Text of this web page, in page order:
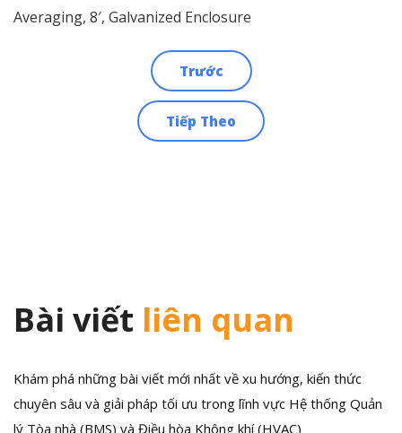
Averaging, 8′, Galvanized Enclosure
Trước
Tiếp Theo
Bài viết liên quan
Khám phá những bài viết mới nhất về xu hướng, kiến thức
chuyên sâu và giải pháp tối ưu trong lĩnh vực Hệ thống Quản
lý Tòa nhà (BMS) và Điều hòa Không khí (HVAC)